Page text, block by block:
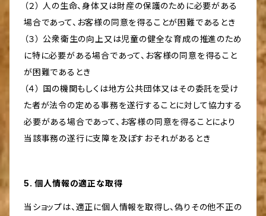
（２） 人の生命、身体又は財産の保護のために必要がある
場合であって、お客様の同意を得ることが困難であるとき
（３） 公衆衛生の向上又は児童の健全な育成の推進のため
に特に必要がある場合であって、お客様の同意を得ること
が困難であるとき
（４） 国の機関もしくは地方公共団体又はその委託を受け
た者が法令の定める事務を遂行することに対して協力する
必要がある場合であって、お客様の同意を得ることにより
当該事務の遂行に支障を及ぼすおそれがあるとき
5. 個人情報の適正な取得
当ショップは、適正に個人情報を取得し、偽りその他不正の